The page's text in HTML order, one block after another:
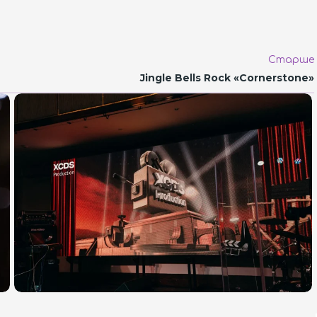
Старше
Jingle Bells Rock «Cornerstone»